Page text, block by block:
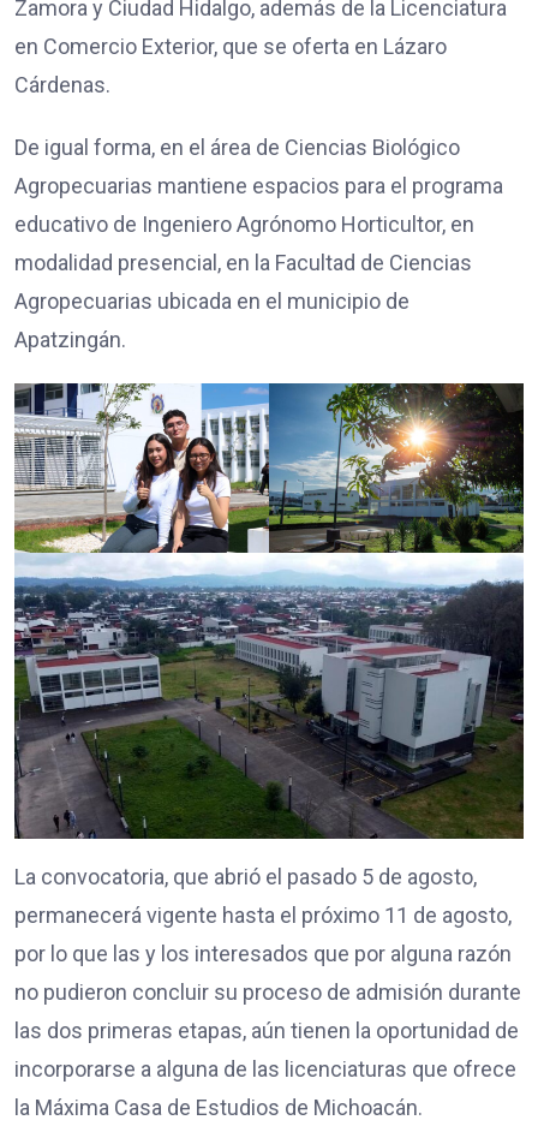
Zamora y Ciudad Hidalgo, además de la Licenciatura
en Comercio Exterior, que se oferta en Lázaro
Cárdenas.
De igual forma, en el área de Ciencias Biológico
Agropecuarias mantiene espacios para el programa
educativo de Ingeniero Agrónomo Horticultor, en
modalidad presencial, en la Facultad de Ciencias
Agropecuarias ubicada en el municipio de
Apatzingán.
La convocatoria, que abrió el pasado 5 de agosto,
permanecerá vigente hasta el próximo 11 de agosto,
por lo que las y los interesados que por alguna razón
no pudieron concluir su proceso de admisión durante
las dos primeras etapas, aún tienen la oportunidad de
incorporarse a alguna de las licenciaturas que ofrece
la Máxima Casa de Estudios de Michoacán.